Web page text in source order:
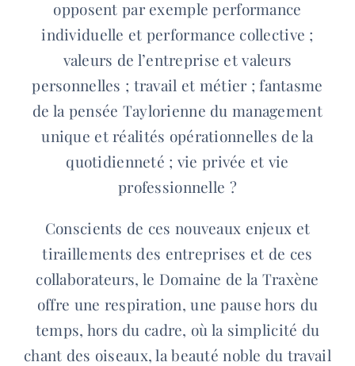
opposent par exemple performance
individuelle et performance collective ;
valeurs de l’entreprise et valeurs
personnelles ; travail et métier ; fantasme
de la pensée Taylorienne du management
unique et réalités opérationnelles de la
quotidienneté ; vie privée et vie
professionnelle ?
Conscients de ces nouveaux enjeux et
tiraillements des entreprises et de ces
collaborateurs, le Domaine de la Traxène
offre une respiration, une pause hors du
temps, hors du cadre, où la simplicité du
chant des oiseaux, la beauté noble du travail